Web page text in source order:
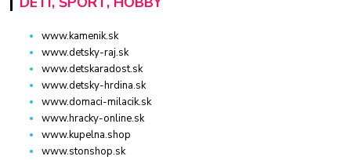
www.kamenik.sk
www.detsky-raj.sk
www.detskaradost.sk
www.detsky-hrdina.sk
www.domaci-milacik.sk
www.hracky-online.sk
www.kupelna.shop
www.stonshop.sk